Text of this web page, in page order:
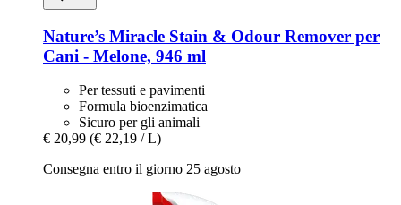
Nature’s Miracle Stain & Odour Remover per
Cani -​ Melone, 946 ml
Per tessuti e pavimenti
Formula bioenzimatica
Sicuro per gli animali
€ 20,99 (€ 22,19 / L)
Consegna entro il giorno 25 agosto